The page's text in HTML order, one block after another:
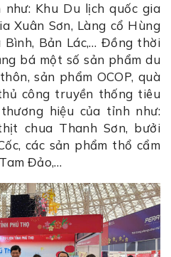
Khu Du lịch quốc gia
Xuân Sơn, Làng cổ Hùng
Bình, Bản Lác,… Đồng thời
bá một số sản phẩm du
sản phẩm OCOP, quà
công truyền thống tiêu
hiệu của tỉnh như:
chua Thanh Sơn, bưởi
các sản phẩm thổ cẩm
Đảo,…